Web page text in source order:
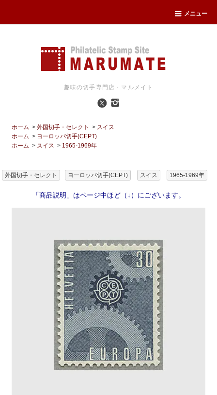
メニュー
趣味の切手専門店・マルメイト
ホーム >外国切手・セレクト > スイス
ホーム > ヨーロッパ切手(CEPT)
ホーム > スイス > 1965-1969年
外国切手・セレクト ヨーロッパ切手(CEPT) スイス 1965-1969年
「商品説明」はページ中ほど（↓）にございます。